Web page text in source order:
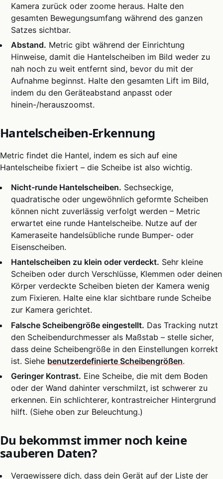
Kamera zurück oder zoome heraus. Halte den
gesamten Bewegungsumfang während des ganzen
Satzes sichtbar.
Abstand. Metric gibt während der Einrichtung
Hinweise, damit die Hantelscheiben im Bild weder zu
nah noch zu weit entfernt sind, bevor du mit der
Aufnahme beginnst. Halte den gesamten Lift im Bild,
indem du den Geräteabstand anpasst oder
hinein-/herauszoomst.
Hantelscheiben-Erkennung
Metric findet die Hantel, indem es sich auf eine
Hantelscheibe fixiert – die Scheibe ist also wichtig.
Nicht-runde Hantelscheiben. Sechseckige,
quadratische oder ungewöhnlich geformte Scheiben
können nicht zuverlässig verfolgt werden – Metric
erwartet eine runde Hantelscheibe. Nutze auf der
Kameraseite handelsübliche runde Bumper- oder
Eisenscheiben.
Hantelscheiben zu klein oder verdeckt. Sehr kleine
Scheiben oder durch Verschlüsse, Klemmen oder deinen
Körper verdeckte Scheiben bieten der Kamera wenig
zum Fixieren. Halte eine klar sichtbare runde Scheibe
zur Kamera gerichtet.
Falsche Scheibengröße eingestellt. Das Tracking nutzt
den Scheibendurchmesser als Maßstab – stelle sicher,
dass deine Scheibengröße in den Einstellungen korrekt
ist. Siehe benutzerdefinierte Scheibengrößen.
Geringer Kontrast. Eine Scheibe, die mit dem Boden
oder der Wand dahinter verschmilzt, ist schwerer zu
erkennen. Ein schlichterer, kontrastreicher Hintergrund
hilft. (Siehe oben zur Beleuchtung.)
Du bekommst immer noch keine
sauberen Daten?
Vergewissere dich, dass dein Gerät auf der Liste der